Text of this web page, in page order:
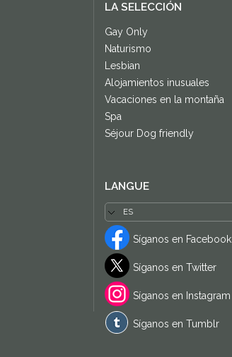
LA SELECCIÓN
Gay Only
Naturismo
Lesbian
Alojamientos inusuales
Vacaciones en la montaña
Spa
Séjour Dog friendly
LANGUE
Síganos en Facebook
Síganos en Twitter
Síganos en Instagram
Síganos en Tumblr